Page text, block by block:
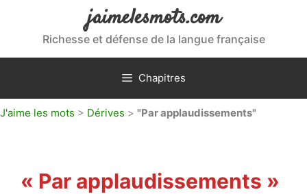
jaimelesmots.com
Richesse et défense de la langue française
Chapitres
J'aime les mots > Dérives > "Par applaudissements"
« Par applaudissements »